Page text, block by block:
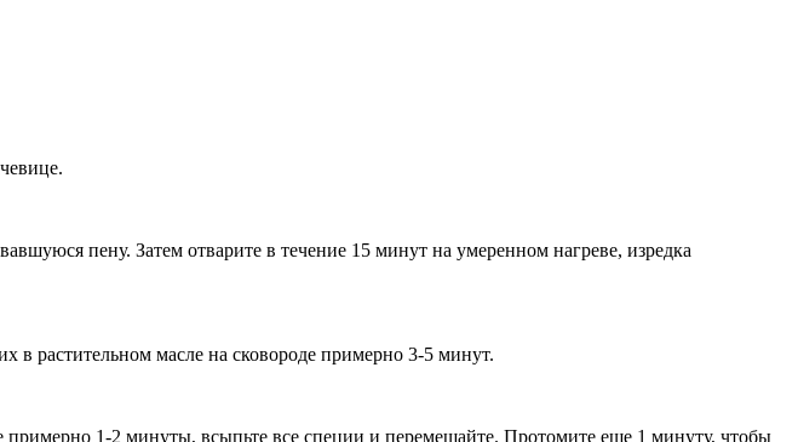
пену. Затем отварите в течение 15 минут на умеренном нагреве, изредка
в растительном масле на сковороде примерно 3-5 минут.
1-2 минуты, всыпьте все специи и перемешайте. Протомите еще 1 минуту, чтобы